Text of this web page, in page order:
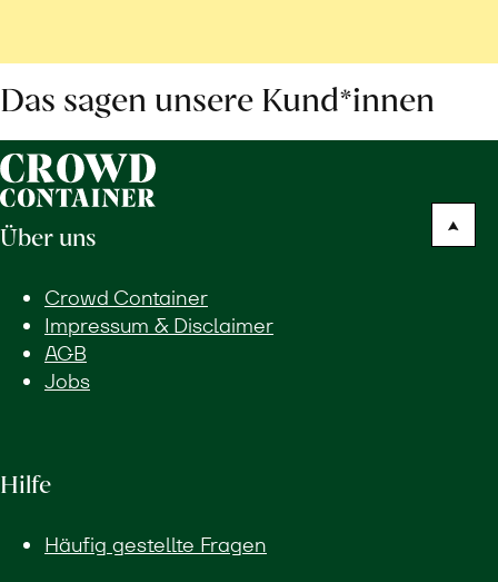
Das sagen unsere Kund*innen
Über uns
Crowd Container
Impressum & Disclaimer
AGB
Jobs
Hilfe
Häufig gestellte Fragen